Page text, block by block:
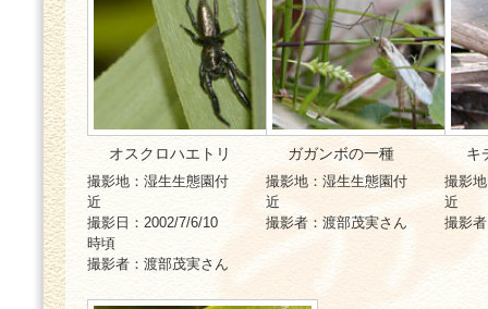
オスクロハエトリ
撮影地：湿生生態園付
近
撮影日：2002/7/6/10
時頃
撮影者：渡部茂実さん
ガガンボの一種
撮影地：湿生生態園付
近
撮影者：渡部茂実さん
キ
撮影
近
撮影